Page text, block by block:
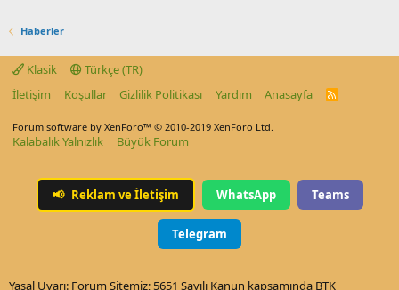
Haberler
Klasik
Türkçe (TR)
İletişim
Koşullar Gizlilik Politikası Yardım Anasayfa
R
Forum software by XenForo™ © 2010-2019 XenForo Ltd.
Kalabalık Yalnızlık Büyük Forum
📢 Reklam ve İletişim WhatsApp Teams
Telegram
Yasal Uyarı: Forum Sitemiz; 5651 Sayılı Kanun kapsamında BTK